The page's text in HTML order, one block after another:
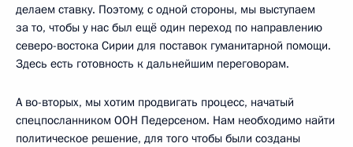
делаем ставку. Поэтому, с одной стороны, мы выступаем
за то, чтобы у нас был ещё один переход по направлению
северо-востока Сирии для поставок гуманитарной помощи.
Здесь есть готовность к дальнейшим переговорам.
А во-вторых, мы хотим продвигать процесс, начатый
спецпосланником ООН Педерсеном. Нам необходимо найти
политическое решение, для того чтобы были созданы